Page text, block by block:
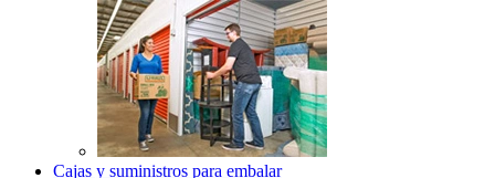
Cajas y suministros para embalar